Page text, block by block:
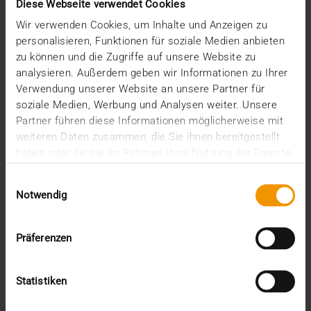
Diese Webseite verwendet Cookies
Wir verwenden Cookies, um Inhalte und Anzeigen zu
personalisieren, Funktionen für soziale Medien anbieten
zu können und die Zugriffe auf unsere Website zu
analysieren. Außerdem geben wir Informationen zu Ihrer
Verwendung unserer Website an unsere Partner für
soziale Medien, Werbung und Analysen weiter. Unsere
Partner führen diese Informationen möglicherweise mit
weiteren Daten zusammen, die Sie ihnen bereitgestellt
haben oder die sie im Rahmen Ihrer Nutzung der Dienste
Notwendig
Präferenzen
Statistiken
Mobile: +961 71 760919
Website:cleverdolphin.com
E-Mail:ziad.rahhal(at)cleverdolphin.com
Abulrehman Algosaibi CO. L.L.C
Riyadh 12233